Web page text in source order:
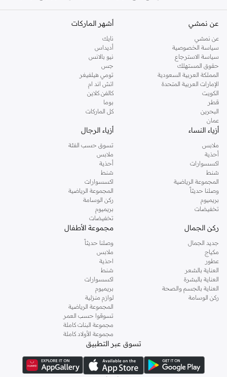
كنت تقومين بتجديد خزانة ملابسك الملائمة للعمل، البحث عن فستان مثالي للحفلات او
اليه.
تسوقي دوروثي بيركنز اون لاين مسقط
تسوقي دوروثي بيركنز اون لاين من نمشي واستمتعي باكثر من الف ستايل من مجموعة
دوروثي بيركنز الشهيرة. تصفحي المجموعة كاملة في متجر دوروثي بيركنز اون لاين او
استخدمي القائمة لتحديد تجربة تسوق دوروثي بيركنز اون لاين. خدمة التوصيل السريعة
والدعم الاستثنائي يضمن لك تجربة تسوق ممتعة دائما مع نمشي.
عن نمشي
عن نمشي
سياسة الخصوصية
سياسة الاسترجاع
حقوق المستهلك
المملكة العربية السعودية
الإمارات العربية المتحدة
الكويت
قطر
البحرين
عمان
أشهر الماركات
نايك
أديداس
نيو بالانس
جس
تومي هيلفيغر
اتش اند ام
كالفن كلاين
بوما
كل الماركات
أزياء النساء
ملابس
أحذية
اكسسوارات
شنط
المجموعة الرياضية
وصلنا حديثاً
بريميوم
تخفيضات
أزياء الرجال
تسوق حسب الفئة
ملابس
أحذية
شنط
اكسسوارات
المجموعة الرياضية
ركن الوسامة
بريميوم
تخفيضات
ركن الجمال
جديد الجمال
مكياج
عطور
العناية بالشعر
العناية بالبشرة
العناية بالجسم والصحة
ركن الوسامة
مجموعة الأطفال
وصلنا حديثاً
ملابس
احذية
شنط
اكسسوارات
بريميوم
لوازم منزلية
المجموعة الرياضية
تسوقوا حسب العمر
مجموعة البنات كاملة
مجموعة الأولاد كاملة
تسوق عبر التطبيق